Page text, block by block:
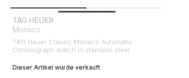
TAG HEUER
Monaco
TAG Heuer Classic Monaco Automatic
Chronograph watch in stainless steel
Dieser Artikel wurde verkauft